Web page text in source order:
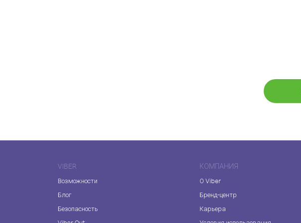
VIBER
Возможности
Блог
Безопасность
КОМПАНИЯ
О Viber
Бренд-центр
Карьера